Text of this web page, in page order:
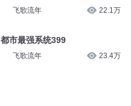
飞歌流年 22.1万
都市最强系统399
飞歌流年 23.4万